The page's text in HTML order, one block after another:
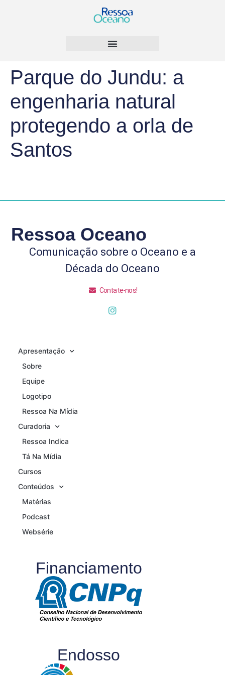
Parque do Jundu: a
engenharia natural
protegendo a orla de
Santos
Ressoa Oceano
Comunicação sobre o Oceano e a
Década do Oceano
Contate-nos!
Apresentação
Sobre
Equipe
Logotipo
Ressoa Na Mídia
Curadoria
Ressoa Indica
Tá Na Mídia
Cursos
Conteúdos
Matérias
Podcast
Websérie
Financiamento
Endosso